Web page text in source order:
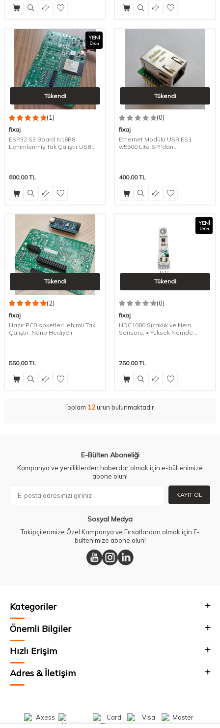
YENI
Ürün
Tükendi
(1)
fixaj
ESP32 S3 Board N16R8
Lehimlenmiş Tak Çalıştır USB
800,00TL
Tükendi
(0)
fixaj
Ethernet Modülü USR ES1
w5500 Lite SPI'dan
400,00TL
Tükendi
(2)
fixaj
Hazır PCB soketleri lehimli Tak
Çalıştır. Nano Hediyeli
550,00TL
YENI
Ürün
Tükendi
(0)
fixaj
HDC1080 Sıcaklık ve Nem
Sensörü, • Yüksek Nemde
250,00TL
Toplam 12ürün bulunmaktadır.
E-Bülten Aboneliği
Kampanya ve yeniliklerden haberdar olmak için e-bültenimize
abone olun!
KAYIT OL
Sosyal Medya
Takipçilerimize Özel Kampanya ve Fırsatlardan olmak için E-
bültenimize abone olun!
Kategoriler
Önemli Bilgiler
Hızlı Erişim
Adres & İletişim